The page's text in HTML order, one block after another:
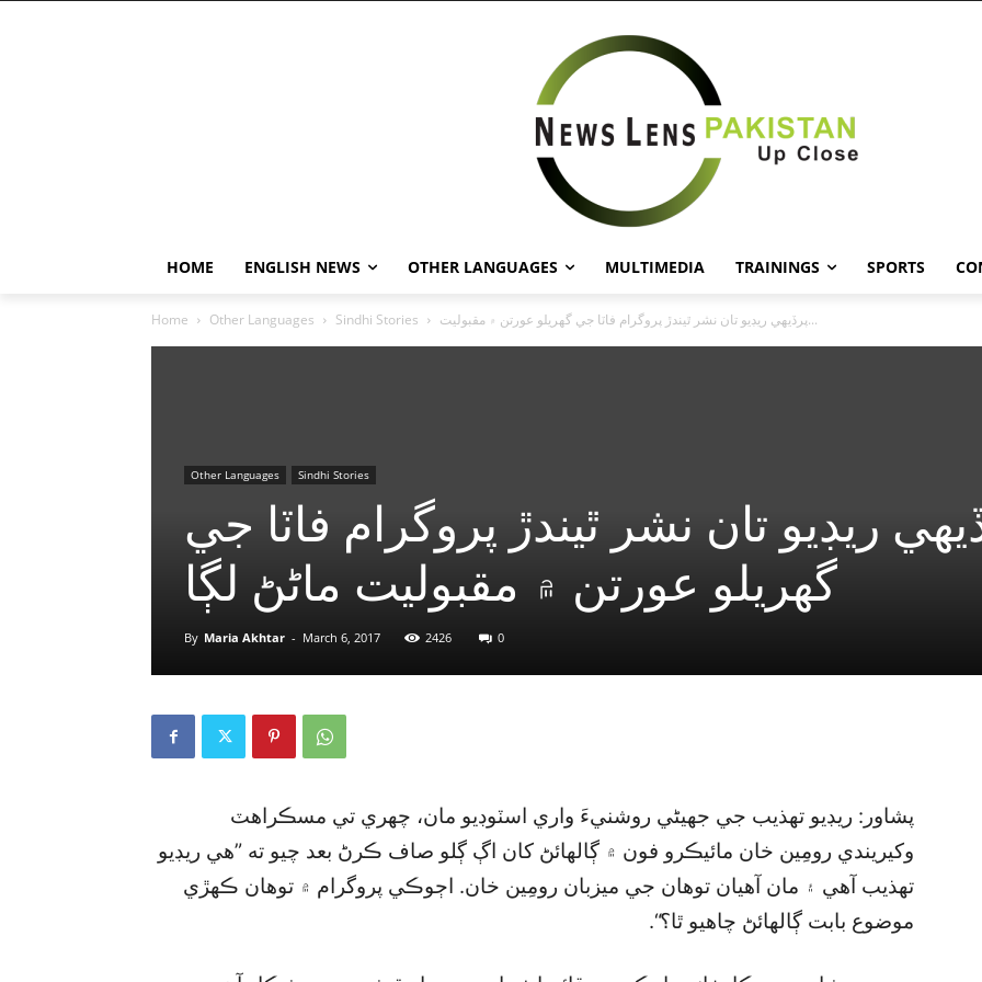
HOME ENGLISH NEWS OTHER LANGUAGES MULTIMEDIA TRAININGS SPORTS
Home Other Languages Sindhi Stories پرڏيهي ريڊيو تان نشر ٿيندڙ پروگرام فاٽا جي گھريلو عورتن ۾ مقبوليت...
Other Languages Sindhi Stories
ريڊيو تان نشر ٿيندڙ پروگرام فاٽا جي
گھريلو عورتن ۾ مقبوليت ماڻڻ لڳا
By Maria Akhtar - March 6, 2017 2426 0
پشاور: ريڊيو تهذيب جي جهيڻي روشنيءَ واري اسٽوڊيو مان، چهري تي مسڪراهٽ
وکيريندي رومِين خان مائيڪرو فون ۾ ڳالهائڻ کان اڳ ڳلو صاف ڪرڻ بعد چيو ته ”هي ريڊيو
تهذيب آهي ۽ مان آهيان توهان جي ميزبان رومِين خان. اڄوڪي پروگرام ۾ توهان ڪهڙي
موضوع بابت ڳالهائڻ چاهيو ٿا؟“.